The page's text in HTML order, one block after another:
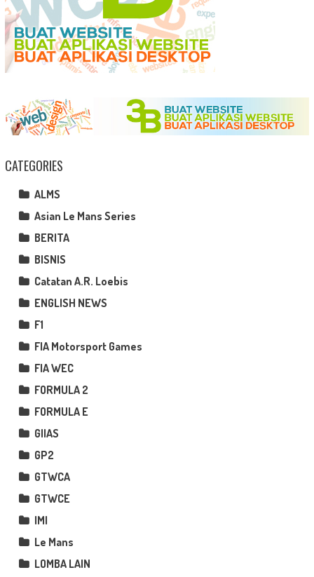
CATEGORIES
ALMS
Asian Le Mans Series
BERITA
BISNIS
Catatan A.R. Loebis
ENGLISH NEWS
F1
FIA Motorsport Games
FIA WEC
FORMULA 2
FORMULA E
GIIAS
GP2
GTWCA
GTWCE
IMI
Le Mans
LOMBA LAIN